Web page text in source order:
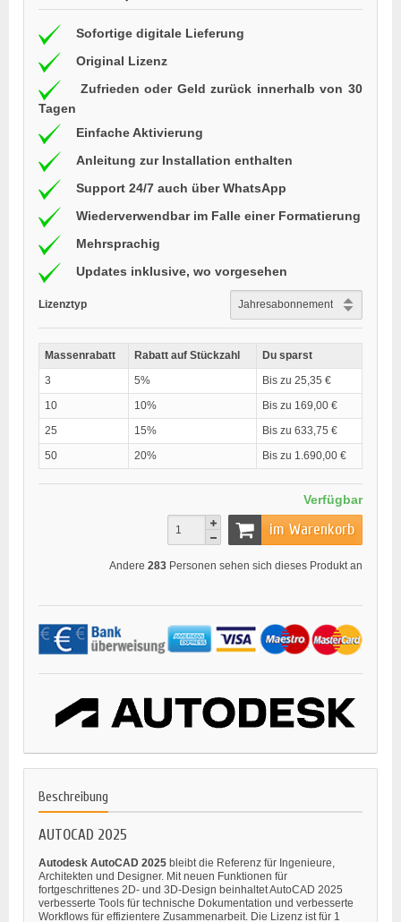
Sofortige digitale Lieferung
Original Lizenz
Zufrieden oder Geld zurück innerhalb von 30
Tagen
Einfache Aktivierung
Anleitung zur Installation enthalten
Support 24/7 auch über WhatsApp
Wiederverwendbar im Falle einer Formatierung
Mehrsprachig
Updates inklusive, wo vorgesehen
Lizenztyp
Massenrabatt Rabatt auf Stückzahl
Du sparst
3
5%
Bis zu 25,35 €
10
10%
Bis zu 169,00 €
25
15%
Bis zu 633,75 €
50
20% Bis zu 1.690,00 €
Verfügbar
im Warenkorb
Andere 283 Personen sehen sich dieses Produkt an
Beschreibung
AUTOCAD 2025
Autodesk AutoCAD 2025 bleibt die Referenz für Ingenieure,
Architekten und Designer. Mit neuen Funktionen für
fortgeschrittenes 2D- und 3D-Design beinhaltet AutoCAD 2025
verbesserte Tools für technische Dokumentation und verbesserte
Workflows für effizientere Zusammenarbeit. Die Lizenz ist für 1